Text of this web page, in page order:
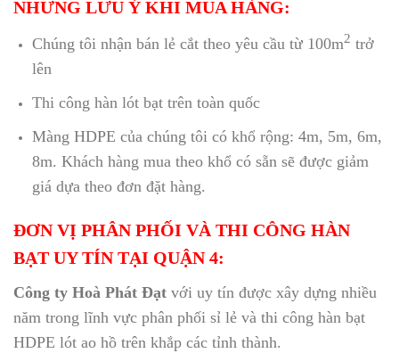
NHỮNG LƯU Ý KHI MUA HÀNG:
Chúng tôi nhận bán lẻ cắt theo yêu cầu từ 100m2 trở
lên
Thi công hàn lót bạt trên toàn quốc
Màng HDPE của chúng tôi có khổ rộng: 4m, 5m, 6m,
8m. Khách hàng mua theo khổ có sẵn sẽ được giảm
giá dựa theo đơn đặt hàng.
ĐƠN VỊ PHÂN PHỐI VÀ THI CÔNG HÀN
BẠT UY TÍN TẠI QUẬN 4:
Công ty Hoà Phát Đạt với uy tín được xây dựng nhiều
năm trong lĩnh vực phân phối sỉ lẻ và thi công hàn bạt
HDPE lót ao hồ trên khắp các tỉnh thành.